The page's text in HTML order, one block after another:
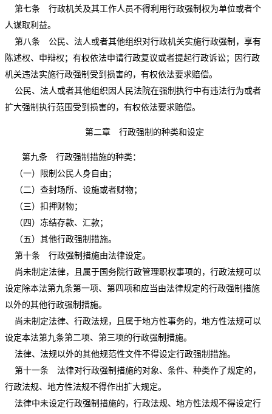
第七条 行政机关及其工作人员不得利用行政强制权为单位或者个
人谋取利益。
第八条 公民、法人或者其他组织对行政机关实施行政强制，享有
陈述权、申辩权；有权依法申请行政复议或者提起行政诉讼；因行政
机关违法实施行政强制受到损害的，有权依法要求赔偿。
公民、法人或者其他组织因人民法院在强制执行中有违法行为或者
扩大强制执行范围受到损害的，有权依法要求赔偿。
第二章 行政强制的种类和设定
第九条 行政强制措施的种类：
（一）限制公民人身自由；
（二）查封场所、设施或者财物；
（三）扣押财物；
（四）冻结存款、汇款；
（五）其他行政强制措施。
第十条 行政强制措施由法律设定。
尚未制定法律，且属于国务院行政管理职权事项的，行政法规可以
设定除本法第九条第一项、第四项和应当由法律规定的行政强制措施
以外的其他行政强制措施。
尚未制定法律、行政法规，且属于地方性事务的，地方性法规可以
设定本法第九条第二项、第三项的行政强制措施。
法律、法规以外的其他规范性文件不得设定行政强制措施。
第十一条 法律对行政强制措施的对象、条件、种类作了规定的，
行政法规、地方性法规不得作出扩大规定。
法律中未设定行政强制措施的，行政法规、地方性法规不得设定行